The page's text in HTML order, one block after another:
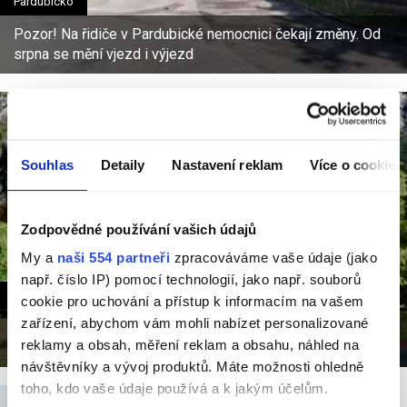
Souhlas Detaily Nastavení reklam Více o cookies
Zodpovědné používání vašich údajů
My a naši 554 partneři zpracováváme vaše údaje (jako
např. číslo IP) pomocí technologií, jako např. souborů
cookie pro uchování a přístup k informacím na vašem
zařízení, abychom vám mohli nabízet personalizované
reklamy a obsah, měření reklam a obsahu, náhled na
návštěvníky a vývoj produktů. Máte možnosti ohledně
toho, kdo vaše údaje používá a k jakým účelům.
Pozor! Na řidiče v Pardubické nemocnici čekají změny. Od
srpna se mění vjezd i výjezd
VIDEO: Sportovní park Pardubice slaví 10. ročník. Přináší
rekordní počet stanovišťi novou aplikaci